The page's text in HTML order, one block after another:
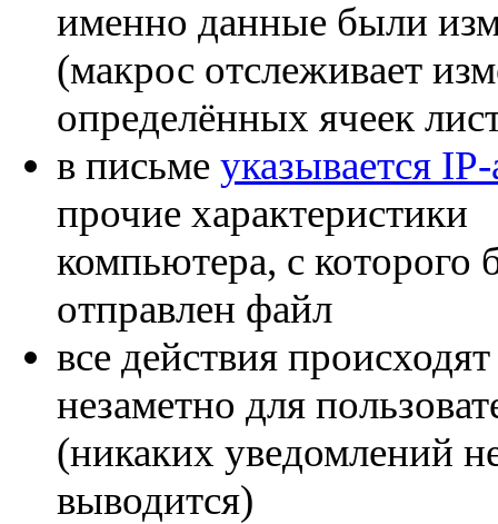
именно данные были
(макрос отслеживает
определённых ячеек
в письме указывается
прочие характеристики
компьютера, с которого
отправлен файл
все действия происходят
незаметно для
(никаких уведомлений
выводится)